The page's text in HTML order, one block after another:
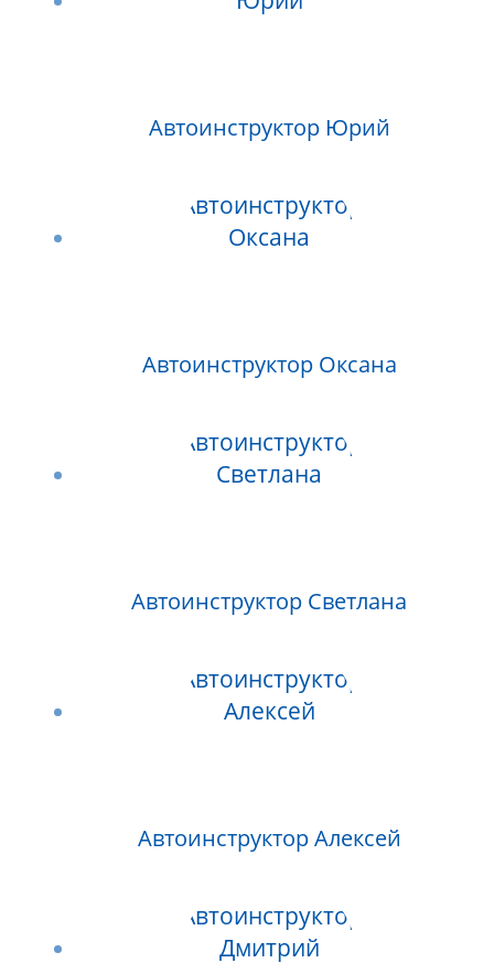
Автоинструктор Юрий
Автоинструктор Оксана
Автоинструктор Светлана
Автоинструктор Алексей